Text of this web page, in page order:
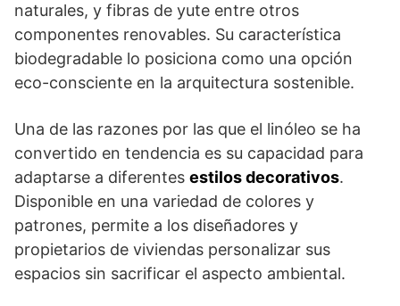
naturales, y fibras de yute entre otros
componentes renovables. Su característica
biodegradable lo posiciona como una opción
eco-consciente en la arquitectura sostenible.
Una de las razones por las que el linóleo se ha
convertido en tendencia es su capacidad para
adaptarse a diferentes estilos decorativos.
Disponible en una variedad de colores y
patrones, permite a los diseñadores y
propietarios de viviendas personalizar sus
espacios sin sacrificar el aspecto ambiental.